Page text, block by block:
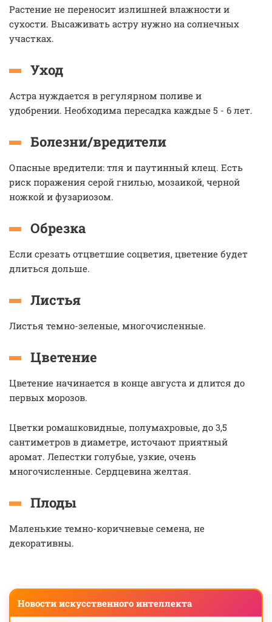
Растение не переносит излишней влажности и
сухости. Высаживать астру нужно на солнечных
участках.
Уход
Астра нуждается в регулярном поливе и
удобрении. Необходима пересадка каждые 5 - 6 лет.
Болезни/вредители
Опасные вредители: тля и паутинный клещ. Есть
риск поражения серой гнилью, мозаикой, черной
ножкой и фузариозом.
Обрезка
Если срезать отцветшие соцветия, цветение будет
длиться дольше.
Листья
Листья темно-зеленые, многочисленные.
Цветение
Цветение начинается в конце августа и длится до
первых морозов.
Цветки ромашковидные, полумахровые, до 3,5
сантиметров в диаметре, источают приятный
аромат. Лепестки голубые, узкие, очень
многочисленные. Сердцевина желтая.
Плоды
Маленькие темно-коричневые семена, не
декоративны.
Новости искусственного интеллекта